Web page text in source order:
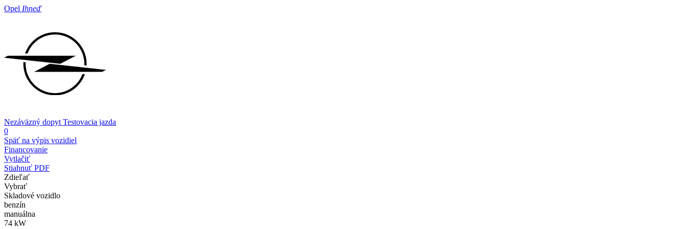
Opel Ihneď
Nezáväzný dopyt Testovacia jazda
0
Späť na výpis vozidiel
Financovanie
Vytlačiť
Stiahnuť PDF
Zdieľať
Vybrať
Skladové vozidlo
benzín
manuálna
74 kW